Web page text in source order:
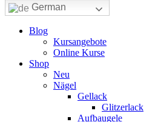
German
Blog
Kursangebote
Online Kurse
Shop
Neu
Nägel
Gellack
Glitzerlack
Aufbaugele